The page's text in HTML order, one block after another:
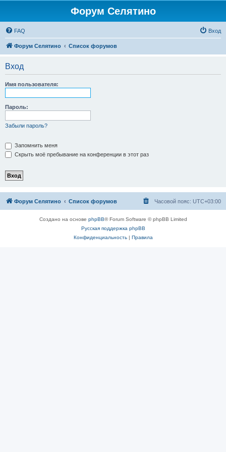
Форум Селятино
FAQ Вход
Форум Селятино Список форумов
Вход
Имя пользователя:
Пароль:
Забыли пароль?
Запомнить меня
Скрыть моё пребывание на конференции в этот раз
Форум Селятино Список форумов Часовой пояс: UTC+03:00
Создано на основе phpBB® Forum Software © phpBB Limited
Русская поддержка phpBB
Конфиденциальность| Правила